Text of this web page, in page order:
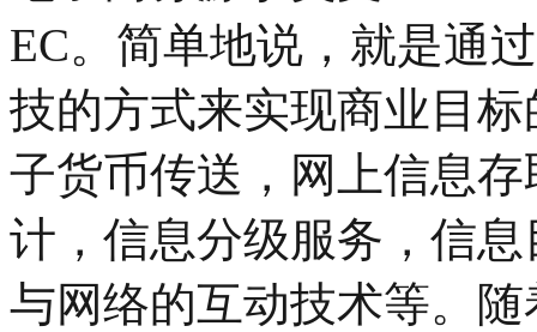
EC。简单地说，就是通
技的方式来实现商业目
子货币传送，网上信息
计，信息分级服务，信
与网络的互动技术等。